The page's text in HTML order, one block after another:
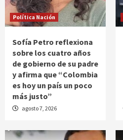
Política Nación
Sofía Petro reflexiona
sobre los cuatro años
de gobierno de su padre
y afirma que “Colombia
es hoy un país un poco
más justo”
agosto 7, 2026